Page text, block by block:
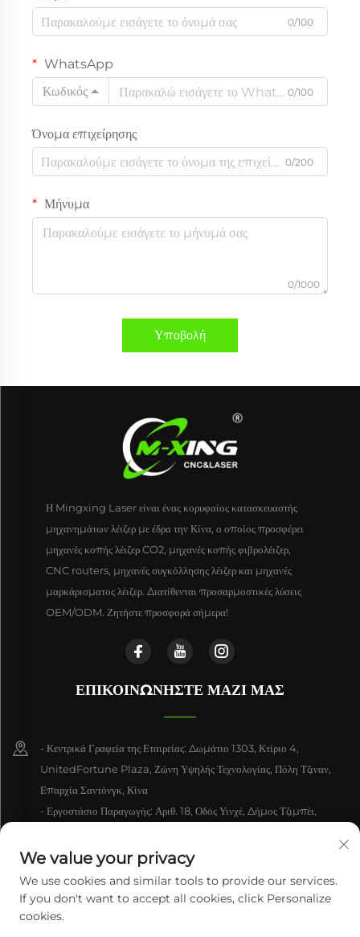
0/100
WhatsApp
Κωδικός
0/100
Όνομα επιχείρησης
0/200
Μήνυμα
0/1000
Υποβολή
Η Mingxing Laser είναι ένας κορυφαίος κατασκευαστής
μηχανημάτων λέιζερ με έδρα την Κίνα, ο οποίος προσφέρει
μηχανές κοπής λέιζερ CO2, μηχανές κοπής φιβρολέιζερ,
CNC routers, μηχανές συγκόλλησης λέιζερ και μηχανές
μαρκάρισματος λέιζερ. Διατίθενται προσαρμοστικές λύσεις
OEM/ODM. Ζητήστε προσφορά σήμερα!
ΕΠΙΚΟΙΝΩΝΗΣΤΕ ΜΑΖΙ ΜΑΣ
- Κεντρικά Γραφεία της Εταιρείας: Δωμάτιο 1303, Κτίριο 4,
UnitedFortune Plaza, Ζώνη Υψηλής Τεχνολογίας, Πόλη Τζιναν,
Επαρχία Σαντόνγκ, Κίνα
- Εργοστάσιο Παραγωγής: Αριθ. 18, Οδός Υινχέ, Δήμος Τζιμπέι,
+86-15550470662
[email protected]
We value your privacy
We use cookies and similar tools to provide our services.
If you don't want to accept all cookies, click Personalize
cookies.